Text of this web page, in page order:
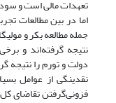
تعهدات مالی است و
اما در بین مطالعات
دولت و تورم را نتیجه
نقدینگی از عوامل
فزونی‌گرفتن تقاضای